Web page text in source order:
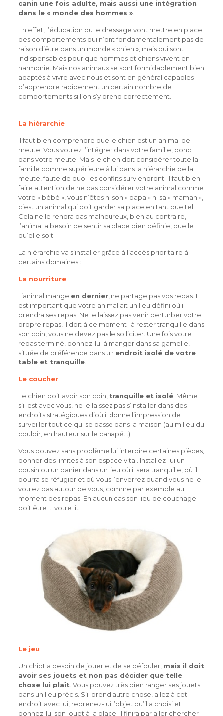
canin une fois adulte, mais aussi une intégration
dans le « monde des hommes ».
En effet, l’éducation ou le dressage vont mettre en place
des comportements qui n’ont fondamentalement pas de
raison d’être dans un monde « chien », mais qui sont
indispensables pour que hommes et chiens vivent en
harmonie. Mais nos animaux se sont formidablement bien
adaptés à vivre avec nous et sont en général capables
d’apprendre rapidement un certain nombre de
comportements si l’on s’y prend correctement.
La hiérarchie
Il faut bien comprendre que le chien est un animal de
meute. Vous voulez l’intégrer dans votre famille, donc
dans votre meute. Mais le chien doit considérer toute la
famille comme supérieure à lui dans la hiérarchie de la
meute, faute de quoi les conflits surviendront. Il faut bien
faire attention de ne pas considérer votre animal comme
votre « bébé », vous n’êtes ni son « papa » ni sa « maman »,
c’est un animal qui doit garder sa place en tant que tel.
Cela ne le rendra pas malheureux, bien au contraire,
l’animal a besoin de sentir sa place bien définie, quelle
qu’elle soit.
La hiérarchie va s’installer grâce à l’accès prioritaire à
certains domaines :
La nourriture
L’animal mange en dernier, ne partage pas vos repas. Il
est important que votre animal ait un lieu défini où il
prendra ses repas. Ne le laissez pas venir perturber votre
propre repas, il doit à ce moment-là rester tranquille dans
son coin, vous ne devez pas le solliciter. Une fois votre
repas terminé, donnez-lui à manger dans sa gamelle,
située de préférence dans un endroit isolé de votre
table et tranquille.
Le coucher
Le chien doit avoir son coin, tranquille et isolé. Même
s’il est avec vous, ne le laissez pas s’installer dans des
endroits stratégiques d’où il donne l’impression de
surveiller tout ce qui se passe dans la maison (au milieu du
couloir, en hauteur sur le canapé…).
Vous pouvez sans problème lui interdire certaines pièces,
donner des limites à son espace vital. Installez-lui un
cousin ou un panier dans un lieu où il sera tranquille, où il
pourra se réfugier et où vous l’enverrez quand vous ne le
voulez pas autour de vous, comme par exemple au
moment des repas. En aucun cas son lieu de couchage
doit être … votre lit !
Le jeu
Un chiot a besoin de jouer et de se défouler, mais il doit
avoir ses jouets et non pas décider que telle
chose lui plaît . Vous pouvez très bien ranger ses jouets
dans un lieu précis. S’il prend autre chose, allez à cet
endroit avec lui, reprenez-lui l’objet qu’il a choisi et
donnez-lui son jouet à la place. Il finira par aller chercher